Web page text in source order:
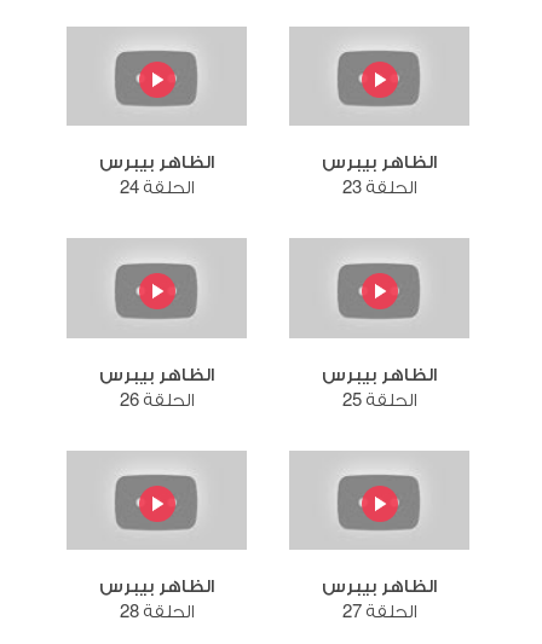
الظاهر بيبرس
الحلقة 23
الظاهر بيبرس
الحلقة 24
الظاهر بيبرس
الحلقة 25
الظاهر بيبرس
الحلقة 26
الظاهر بيبرس
الحلقة 27
الظاهر بيبرس
الحلقة 28